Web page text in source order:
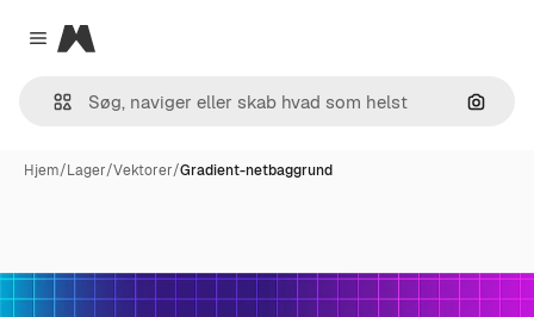
Close menu
Magnific
Søg
Hjem/Lager/Vektorer/Gradient-netbaggrund